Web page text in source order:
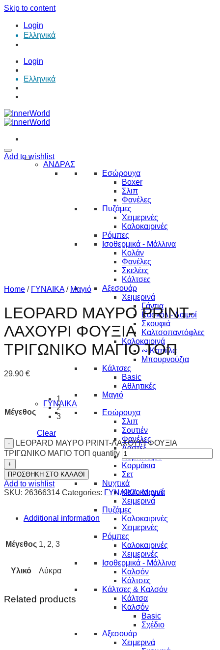
Skip to content
Login
Ελληνικά
Login
Ελληνικά
ΑΝΔΡΑΣ
Εσώρουχα
Boxer
Σλιπ
Φανέλες
Πυζάμες
Χειμερινές
Καλοκαιρινές
Ρόμπες
Ισοθερμικά - Μάλλινα
Κολάν
Φανέλες
Σκελέες
Κάλτσες
Αξεσουάρ
Χειμερινά
Γάντια
Κασκόλ - Λαιμοί
Σκουφιά
Καλτσοπαντόφλες
Καλοκαιρινά
∾ Καπέλα
Μπουρνούζια
Κάλτσες
Basic
Αθλητικές
Μαγιό
ΓΥΝΑΙΚΑ
Εσώρουχα
Σλιπ
Σουτιέν
Φανέλες
Λαστέξ
Κομπινεζόν
Κορμάκια
Σετ
Νυχτικά
Καλοκαιρινά
Χειμερινά
Πυζάμες
Καλοκαιρινές
Χειμερινές
Ρόμπες
Καλοκαιρινές
Χειμερινές
Ισοθερμικά - Μάλλινα
Καλσόν
Κάλτσες
Κάλτσες & Καλσόν
Κάλτσα
Καλσόν
Basic
Σχέδιο
Αξεσουάρ
Χειμερινά
Add to wishlist
Home / ΓΥΝΑΙΚΑ / Μαγιό
LEOPARD ΜΑΥΡΟ PRINT-
ΛΑΧΟΥΡΙ ΦΟΥΞΙΑ
ΤΡΙΓΩΝΙΚΟ ΜΑΓΙΟ ΤΟΠ
29.90 €
Μέγεθος
1
2
3
Clear
LEOPARD ΜΑΥΡΟ PRINT-ΛΑΧΟΥΡΙ ΦΟΥΞΙΑ
ΤΡΙΓΩΝΙΚΟ ΜΑΓΙΟ ΤΟΠ quantity
ΠΡΟΣΘΗΚΗ ΣΤΟ ΚΑΛΑΘΙ
Add to wishlist
SKU: 26366314 Categories: ΓΥΝΑΙΚΑ,Μαγιό
Additional information
Μέγεθος 1, 2, 3
Υλικό Λύκρα
Related products